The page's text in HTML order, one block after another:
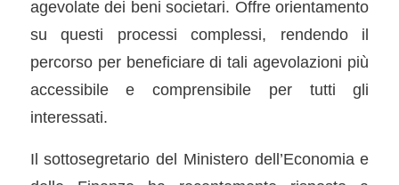
agevolate dei beni societari. Offre orientamento
su questi processi complessi, rendendo il
percorso per beneficiare di tali agevolazioni più
accessibile e comprensibile per tutti gli
interessati.
Il sottosegretario del Ministero dell’Economia e